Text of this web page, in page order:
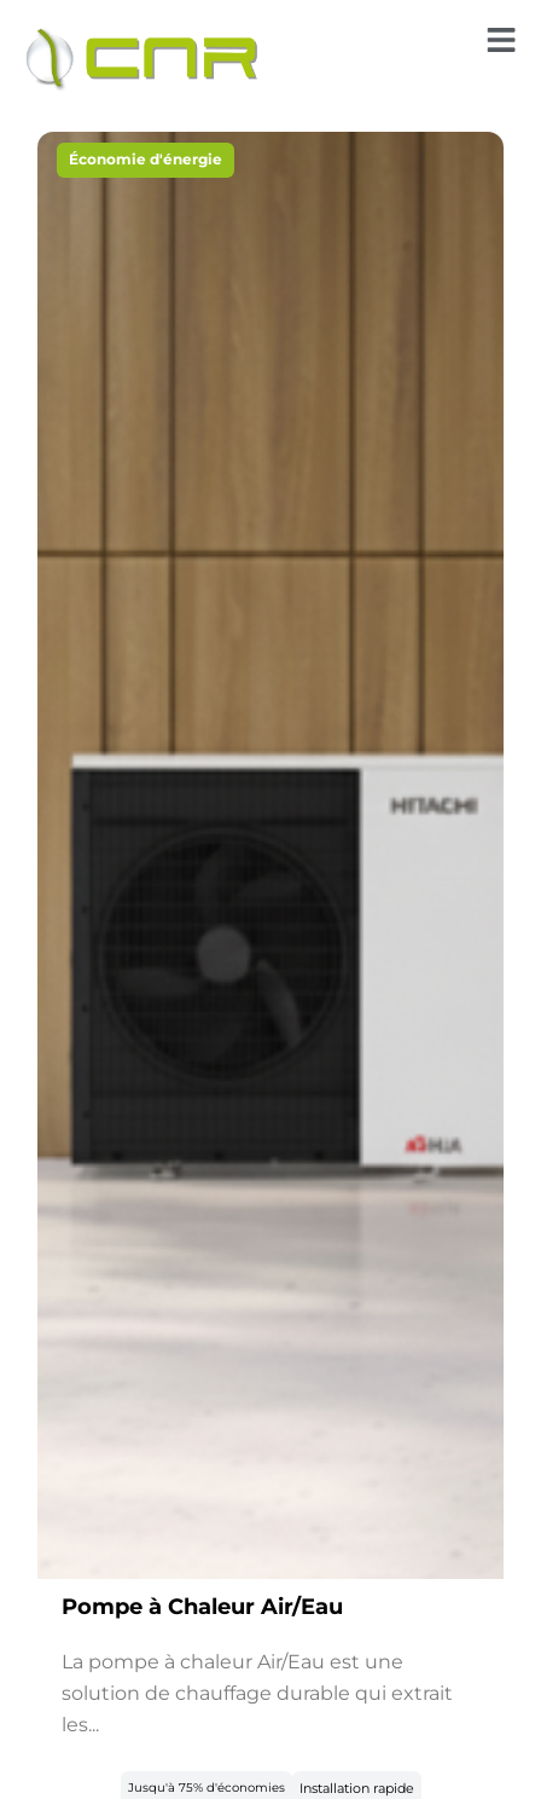
Économie d'énergie
Pompe à Chaleur Air/Eau
La pompe à chaleur Air/Eau est une
solution de chauffage durable qui extrait
les...
Jusqu'à 75% d'économies Installation rapide